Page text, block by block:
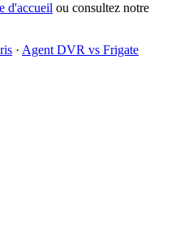
d'accueil ou consultez notre
· Agent DVR vs Frigate